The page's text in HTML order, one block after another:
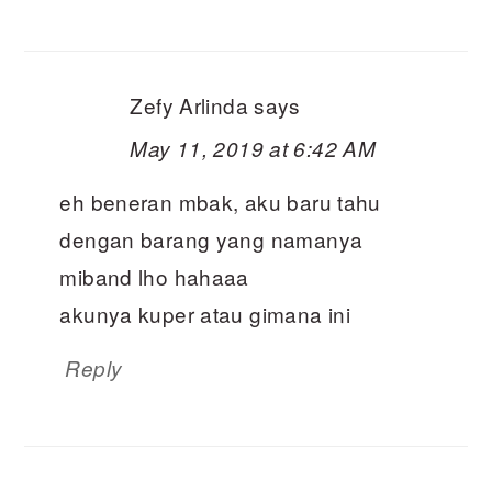
Zefy Arlinda says
May 11, 2019 at 6:42 AM
eh beneran mbak, aku baru tahu
dengan barang yang namanya
miband lho hahaaa
akunya kuper atau gimana ini
Reply